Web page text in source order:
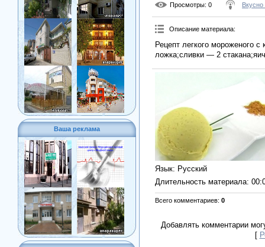
Ваша реклама
Просмотры: 0
Описание материала:
Рецепт легкого мороженого
ложка;сливки — 2
Язык: Русский
Длительность материала:
Всего комментариев: 0
Добавлять комментарии
[